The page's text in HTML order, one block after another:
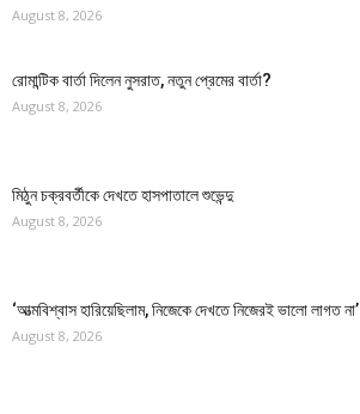
August 8, 2026
রোমান্টিক বার্তা দিলেন নুসরাত, নতুন প্রেমের বার্তা?
August 8, 2026
মিঠুন চক্রবর্তীকে দেখতে হাসপাতালে শুভেন্দু
August 8, 2026
‘আত্মবিশ্বাস হারিয়েছিলাম, নিজেকে দেখতে নিজেরই ভালো লাগত না’
August 8, 2026